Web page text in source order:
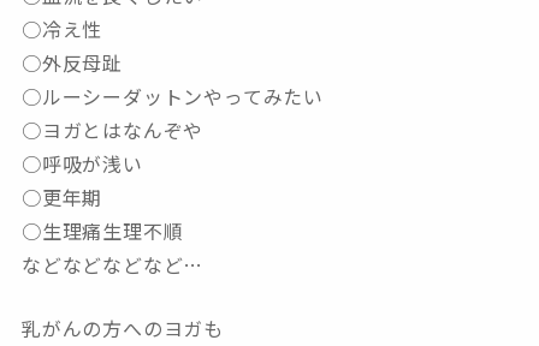
○冷え性
○外反母趾
○ルーシーダットンやってみたい
○ヨガとはなんぞや
○呼吸が浅い
○更年期
○生理痛生理不順
などなどなどなど…
乳がんの方へのヨガも